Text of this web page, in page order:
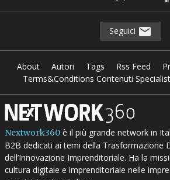
Seguici
About Autori Tags Rss Feed
Terms&Conditions Contenuti
Nextwork360è il più grande network in
B2B dedicati ai temi della Trasformazione
dell’Innovazione Imprenditoriale. Ha la
cultura digitale e imprenditoriale nelle